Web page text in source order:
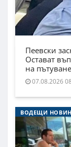
Пеевски
Остават
на
07.08.2026
ВОДЕЩИ